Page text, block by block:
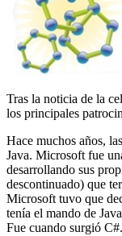
Tras la noticia de la
los principales
Hace muchos años,
Java. Microsoft fue
desarrollando sus
descontinuado) que
Microsoft tuvo que
tenía el mando de
Fue cuando surgió C#.